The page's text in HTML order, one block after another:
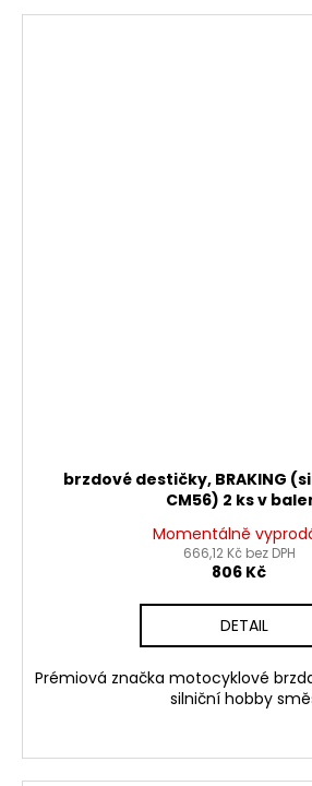
brzdové destičky, BRAKING
CM56) 2 ks v
Momentálně
666,12 Kč bez DPH
806 Kč
DETAIL
Prémiová značka motocyklové
silniční hobby